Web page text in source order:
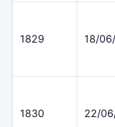
1829 18/
1830 22/